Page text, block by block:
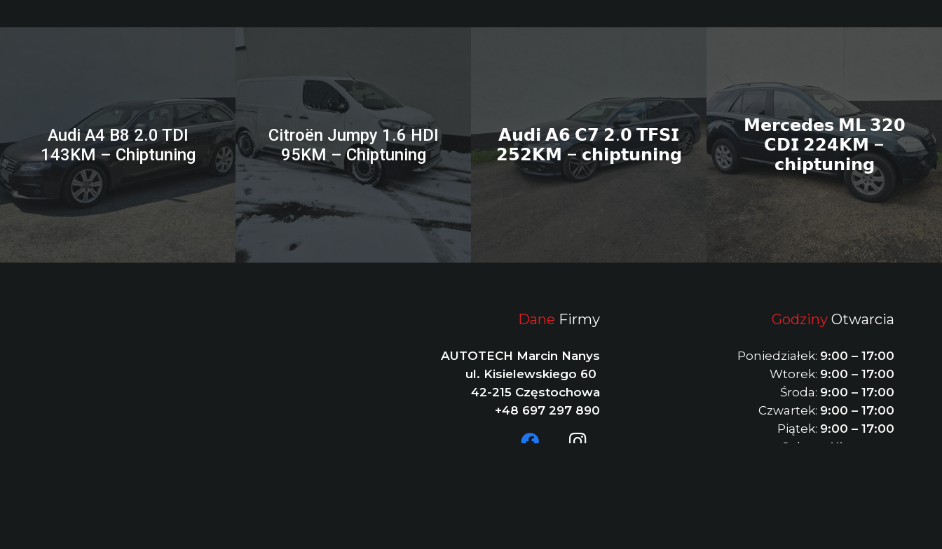
Audi A4 B8 2.0 TDI
143KM – Chiptuning
Citroën Jumpy 1.6 HDI
95KM – Chiptuning
𝗔𝘂𝗱𝗶 𝗔𝟲 𝗖𝟳 𝟮.𝟬 𝗧𝗙𝗦𝗜
𝟮𝟱𝟮𝗞𝗠 – 𝗰𝗵𝗶𝗽𝘁𝘂𝗻𝗶𝗻𝗴
𝗠𝗲𝗿𝗰𝗲𝗱𝗲𝘀 𝗠𝗟 𝟯𝟮𝟬
𝗖𝗗𝗜 𝟮𝟮𝟰𝗞𝗠 –
𝗰𝗵𝗶𝗽𝘁𝘂𝗻𝗶𝗻𝗴
Dane Firmy
AUTOTECH Marcin Nanys
ul. Kisielewskiego 60
42-215 Częstochowa
+48 697 297 890
GodzinyOtwarcia
Poniedziałek: 9:00 – 17:00
Wtorek: 9:00 – 17:00
Środa: 9:00 – 17:00
Czwartek: 9:00 – 17:00
Piątek: 9:00 – 17:00
Sobota:
Nieczynne